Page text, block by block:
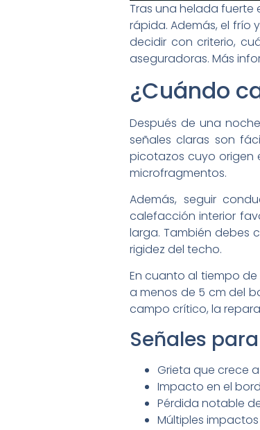
Tras una helada fuerte
rápida. Además, el frío
decidir con criterio,
aseguradoras. Más
¿Cuándo
Después de una
señales claras son
picotazos cuyo origen
microfragmentos.
Además, seguir
calefacción interior
larga. También debes
rigidez del techo.
En cuanto al tiempo
a menos de 5 cm del
campo crítico, la
Señales
Grieta que crece
Impacto en el
Pérdida notable
Múltiples